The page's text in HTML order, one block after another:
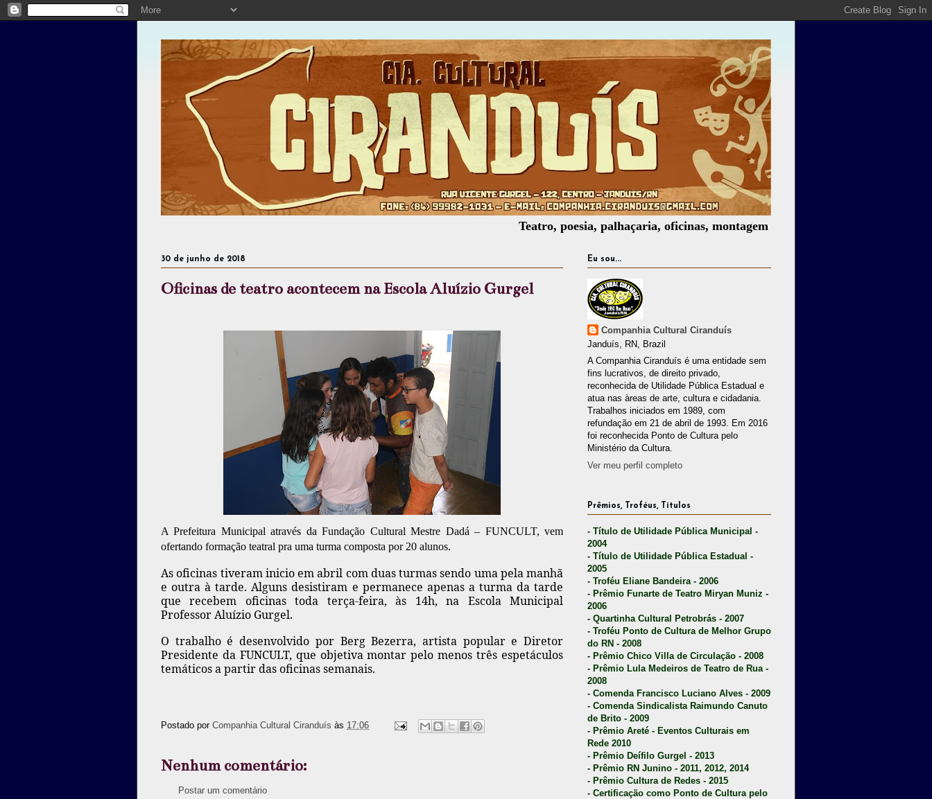
Teatro, poesia, palhaçaria, oficinas, montagem de espetáculos, assessoria cultural,
30 de junho de 2018
Oficinas de teatro acontecem na Escola Aluízio Gurgel
A Prefeitura Municipal através da Fundação Cultural Mestre Dadá – FUNCULT, vem
ofertando formação teatral pra uma turma composta por 20 alunos.
As oficinas tiveram inicio em abril com duas turmas sendo uma pela manhã
e outra à tarde. Alguns desistiram e permanece apenas a turma da tarde
que recebem oficinas toda terça-feira, às 14h, na Escola Municipal
Professor Aluízio Gurgel.
O trabalho é desenvolvido por Berg Bezerra, artista popular e Diretor
Presidente da FUNCULT, que objetiva montar pelo menos três espetáculos
temáticos a partir das oficinas semanais.
Postado por Companhia Cultural Ciranduís às 17:06
Nenhum comentário:
Postar um comentário
Eu sou...
Companhia Cultural Ciranduís
Janduís, RN, Brazil
A Companhia Ciranduís é uma entidade sem
fins lucrativos, de direito privado,
reconhecida de Utilidade Pública Estadual e
atua nas àreas de arte, cultura e cidadania.
Trabalhos iniciados em 1989, com
refundação em 21 de abril de 1993. Em 2016
foi reconhecida Ponto de Cultura pelo
Ministério da Cultura.
Ver meu perfil completo
Prêmios, Troféus, Títulos
- Título de Utilidade Pública Municipal -
2004
- Título de Utilidade Pública Estadual -
2005
- Troféu Eliane Bandeira - 2006
- Prêmio Funarte de Teatro Miryan Muniz -
2006
- Quartinha Cultural Petrobrás - 2007
- Troféu Ponto de Cultura de Melhor Grupo
do RN - 2008
- Prêmio Chico Villa de Circulação - 2008
- Prêmio Lula Medeiros de Teatro de Rua -
2008
- Comenda Francisco Luciano Alves - 2009
- Comenda Sindicalista Raimundo Canuto
de Brito - 2009
- Prêmio Areté - Eventos Culturais em
Rede 2010
- Prêmio Deífilo Gurgel - 2013
- Prêmio RN Junino - 2011, 2012, 2014
- Prêmio Cultura de Redes - 2015
- Certificação como Ponto de Cultura pelo